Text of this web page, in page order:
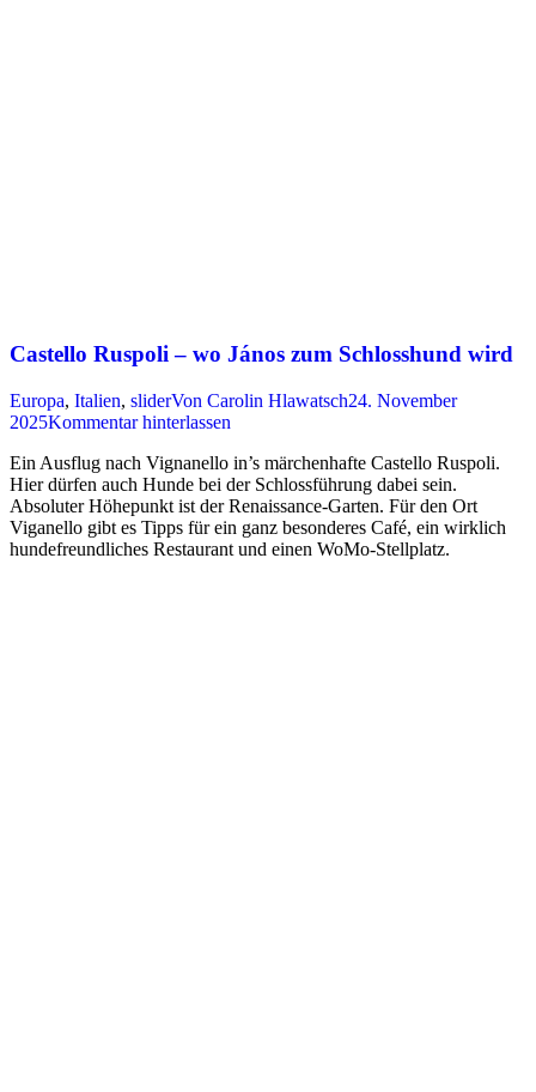
Castello Ruspoli – wo János zum Schlosshund wird
Europa, Italien, sliderVon Carolin Hlawatsch24. November
2025Kommentar hinterlassen
Ein Ausflug nach Vignanello in’s märchenhafte Castello Ruspoli.
Hier dürfen auch Hunde bei der Schlossführung dabei sein.
Absoluter Höhepunkt ist der Renaissance-Garten. Für den Ort
Viganello gibt es Tipps für ein ganz besonderes Café, ein wirklich
hundefreundliches Restaurant und einen WoMo-Stellplatz.